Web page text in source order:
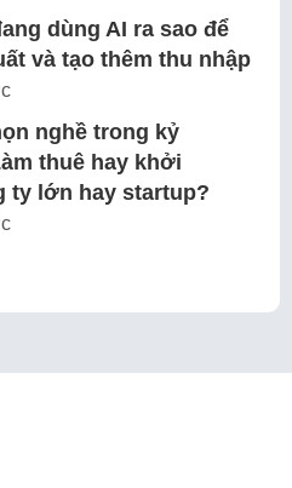
dùng AI ra sao để
và tạo thêm thu nhập
nghề trong kỷ
thuê hay khởi
ty lớn hay startup?